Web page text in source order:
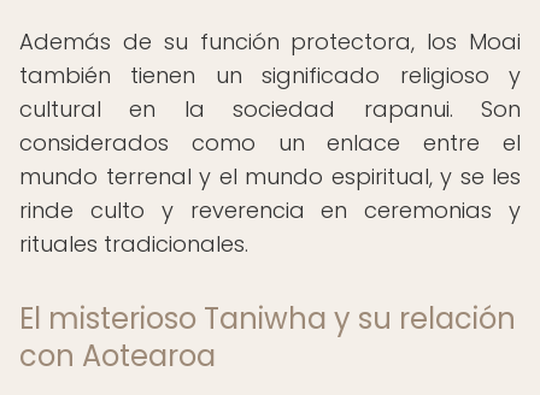
Además de su función protectora, los Moai
también tienen un significado religioso y
cultural en la sociedad rapanui. Son
considerados como un enlace entre el
mundo terrenal y el mundo espiritual, y se les
rinde culto y reverencia en ceremonias y
rituales tradicionales.
El misterioso Taniwha y su relación
con Aotearoa